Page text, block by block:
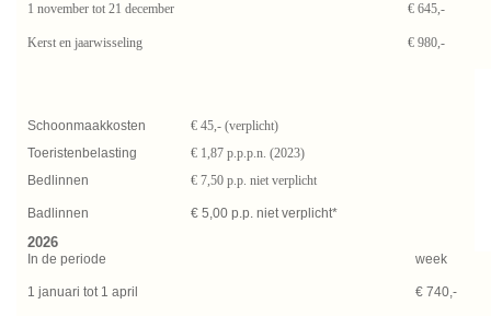
1 november tot 21 december € 645,-
Kerst en jaarwisseling € 980,-
Schoonmaakkosten
€ 45,- (verplicht)
Toeristenbelasting
€ 1,87 p.p.p.n. (2023)
Bedlinnen
Badlinnen
€ 7,50 p.p. niet verplicht
€ 5,00 p.p. niet verplicht*
2026
In de periode week
1 januari tot 1 april € 740,-